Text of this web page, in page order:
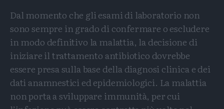
Dal momento che gli esami di laboratorio non
sono sempre in grado di confermare o escludere
in modo definitivo la malattia, la decisione di
iniziare il trattamento antibiotico dovrebbe
essere presa sulla base della diagnosi clinica e dei
dati anamnestici ed epidemiologici. La malattia
non porta a sviluppare immunità, per cui